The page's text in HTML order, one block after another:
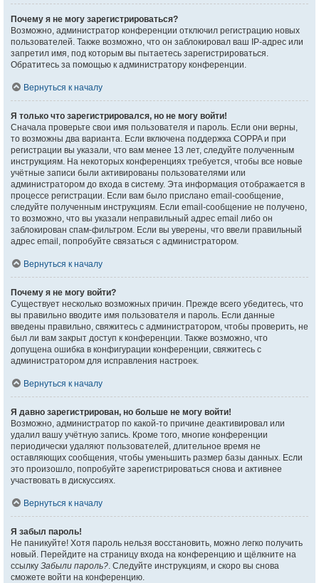
Почему я не могу зарегистрироваться?
Возможно, администратор конференции отключил регистрацию новых
пользователей. Также возможно, что он заблокировал ваш IP-адрес или
запретил имя, под которым вы пытаетесь зарегистрироваться.
Обратитесь за помощью к администратору конференции.
Вернуться к началу
Я только что зарегистрировался, но не могу войти!
Сначала проверьте свои имя пользователя и пароль. Если они верны,
то возможны два варианта. Если включена поддержка COPPA и при
регистрации вы указали, что вам менее 13 лет, следуйте полученным
инструкциям. На некоторых конференциях требуется, чтобы все новые
учётные записи были активированы пользователями или
администратором до входа в систему. Эта информация отображается в
процессе регистрации. Если вам было прислано email-сообщение,
следуйте полученным инструкциям. Если email-сообщение не получено,
то возможно, что вы указали неправильный адрес email либо он
заблокирован спам-фильтром. Если вы уверены, что ввели правильный
адрес email, попробуйте связаться с администратором.
Вернуться к началу
Почему я не могу войти?
Существует несколько возможных причин. Прежде всего убедитесь, что
вы правильно вводите имя пользователя и пароль. Если данные
введены правильно, свяжитесь с администратором, чтобы проверить, не
был ли вам закрыт доступ к конференции. Также возможно, что
допущена ошибка в конфигурации конференции, свяжитесь с
администратором для исправления настроек.
Вернуться к началу
Я давно зарегистрирован, но больше не могу войти!
Возможно, администратор по какой-то причине деактивировал или
удалил вашу учётную запись. Кроме того, многие конференции
периодически удаляют пользователей, длительное время не
оставляющих сообщения, чтобы уменьшить размер базы данных. Если
это произошло, попробуйте зарегистрироваться снова и активнее
участвовать в дискуссиях.
Вернуться к началу
Я забыл пароль!
Не паникуйте! Хотя пароль нельзя восстановить, можно легко получить
новый. Перейдите на страницу входа на конференцию и щёлкните на
ссылку Забыли пароль?. Следуйте инструкциям, и скоро вы снова
сможете войти на конференцию.